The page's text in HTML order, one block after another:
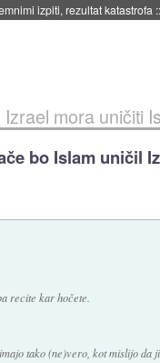
za večkratno uporabo::4.
Izrael mora uničiti
bo Islam uničil
recite kar hočete.
tako (ne)vero, kot mislijo da